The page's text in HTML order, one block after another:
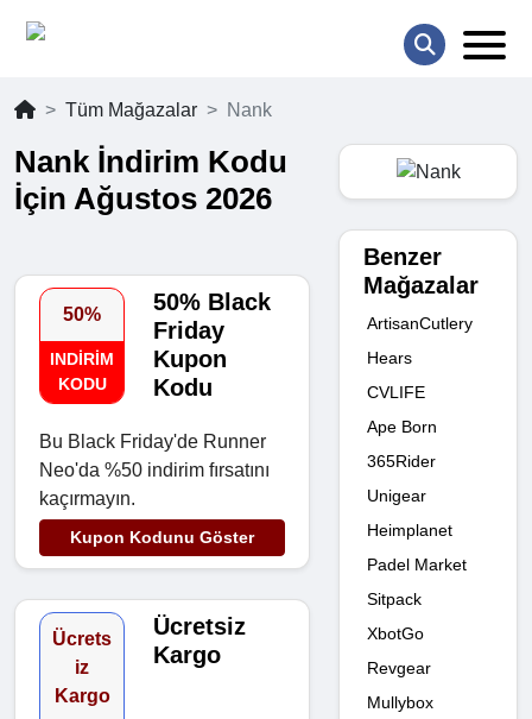
Tüm Mağazalar Nank
Nank İndirim Kodu
İçin Ağustos 2026
50%
INDIRIM
KODU
50% Black
Friday
Kupon
Kodu
Bu Black Friday'de Runner
Neo'da %50 indirim fırsatını
kaçırmayın.
Kupon Kodunu Göster
Ücrets
iz
Kargo
Ücretsiz
Kargo
Benzer
Mağazalar
ArtisanCutlery
Hears
CVLIFE
Ape Born
365Rider
Unigear
Heimplanet
Padel Market
Sitpack
XbotGo
Revgear
Mullybox